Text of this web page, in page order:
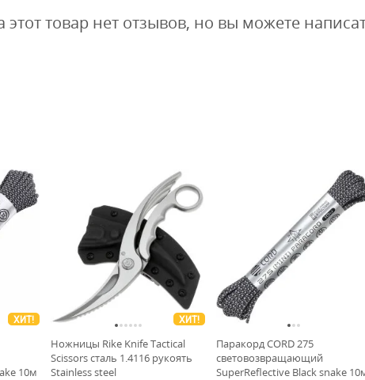
этот товар нет отзывов, но вы можете
ХИТ!
10м
ХИТ!
Ножницы Rike Knife Tactical
Scissors сталь 1.4116 рукоять
Stainless steel
Паракорд CORD 275
световозвращающий
SuperReflective Black snake